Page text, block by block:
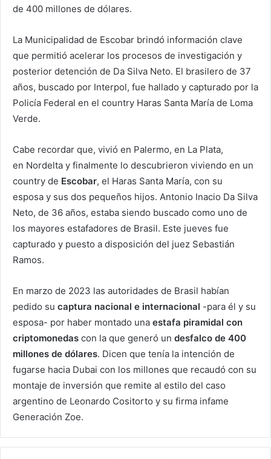
de 400 millones de dólares.
La Municipalidad de Escobar brindó información clave
que permitió acelerar los procesos de investigación y
posterior detención de Da Silva Neto. El brasilero de 37
años, buscado por Interpol, fue hallado y capturado por la
Policía Federal en el country Haras Santa María de Loma
Verde.
Cabe recordar que, vivió en Palermo, en La Plata,
en Nordelta y finalmente lo descubrieron viviendo en un
country de Escobar, el Haras Santa María, con su
esposa y sus dos pequeños hijos. Antonio Inacio Da Silva
Neto, de 36 años, estaba siendo buscado como uno de
los mayores estafadores de Brasil. Este jueves fue
capturado y puesto a disposición del juez Sebastián
Ramos.
En marzo de 2023 las autoridades de Brasil habían
pedido su captura nacional e internacional -para él y su
esposa- por haber montado una estafa piramidal con
criptomonedas con la que generó un desfalco de 400
millones de dólares. Dicen que tenía la intención de
fugarse hacia Dubai con los millones que recaudó con su
montaje de inversión que remite al estilo del caso
argentino de Leonardo Cositorto y su firma infame
Generación Zoe.